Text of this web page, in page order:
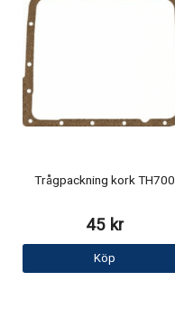
Trågpackning kork TH700
45 kr
Köp